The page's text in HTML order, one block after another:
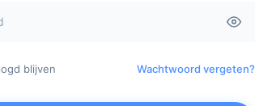
blijven Wachtwoord vergeten?